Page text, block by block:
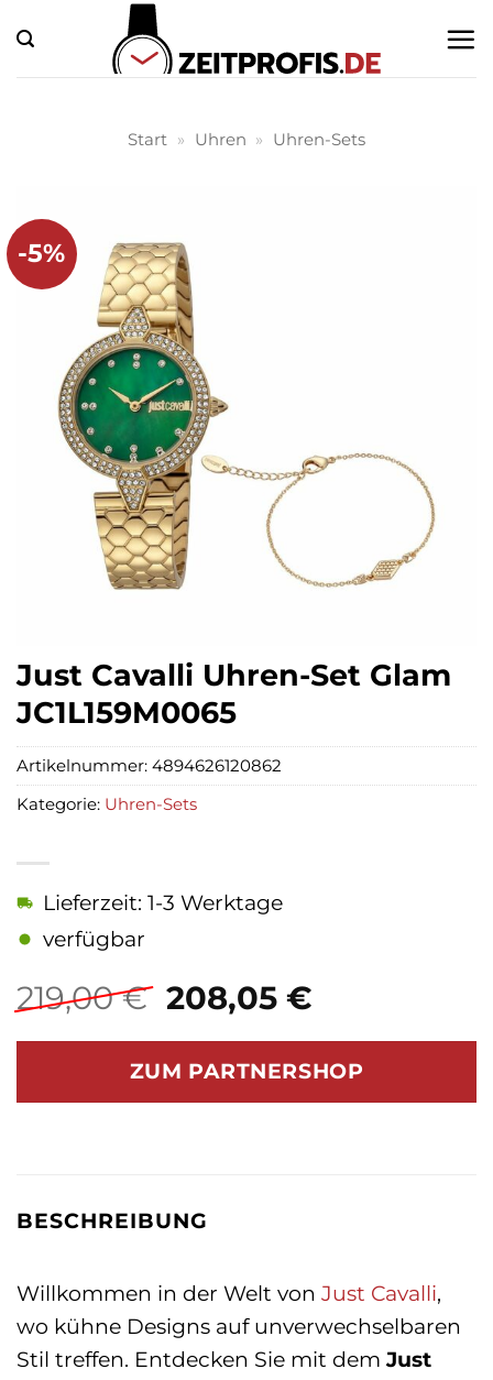
Inhalt
springen
Start » Uhren » Uhren-Sets
-5%
Just Cavalli Uhren-Set Glam
JC1L159M0065
219,00€ Ursprünglicher
Preis
war:
219,00 €
208,05 €Aktueller
ist:
208,05 €.
Lieferzeit: 1-3 Werktage
verfügbar
ZUM PARTNERSHOP
Artikelnummer: 4894626120862
Kategorie: Uhren-Sets
BESCHREIBUNG
Willkommen in der Welt von Just Cavalli,
wo kühne Designs auf unverwechselbaren
Stil treffen. Entdecken Sie mit demJust